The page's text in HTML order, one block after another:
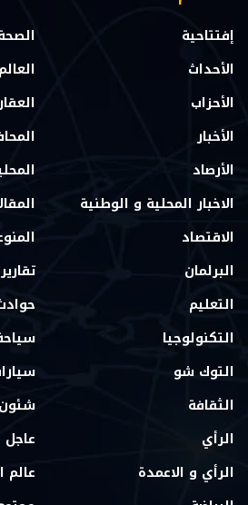
إفتتاحية
الأحداث
الأحزاب
الأخبار
الأرصاد
الاخبار المحلية و الوطنية
الاقتصاد
البرلمان
التعليم
التكنولوجيا
التوك شو
الثقافة
الرأي
الرأي و الاعمدة
العالم
عاجل
عالم